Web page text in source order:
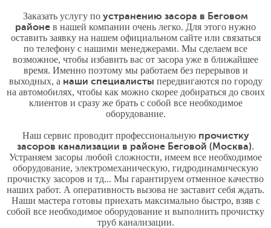
Заказать услугу по устранению засора в Беговом
районе в нашей компании очень легко. Для этого нужно
оставить заявку на нашем официальном сайте или связаться
по телефону с нашими менеджерами. Мы сделаем все
возможное, чтобы избавить вас от засора уже в ближайшее
время. Именно поэтому мы работаем без перерывов и
выходных, а наши специалисты передвигаются по городу
на автомобилях, чтобы как можно скорее добираться до своих
клиентов и сразу же брать с собой все необходимое
оборудование.
Наш сервис проводит профессиональную прочистку
засоров канализации в районе Беговой (Москва).
Устраняем засоры любой сложности, имеем все необходимое
оборудование, электромеханическую, гидродинамическую
прочистку засоров и тд... Мы гарантируем отменное качество
наших работ. А оперативность вызова не заставит себя ждать.
Наши мастера готовы приехать максимально быстро, взяв с
собой все необходимое оборудование и выполнить прочистку
труб канализации.